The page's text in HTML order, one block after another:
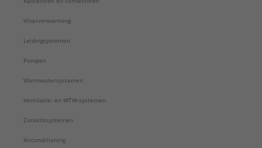
Vloerverwarming
Leidingsystemen
Pompen
Warmwatersystemen
Ventilatie- en WTW-systemen
Zonlichtsystemen
Airconditioning